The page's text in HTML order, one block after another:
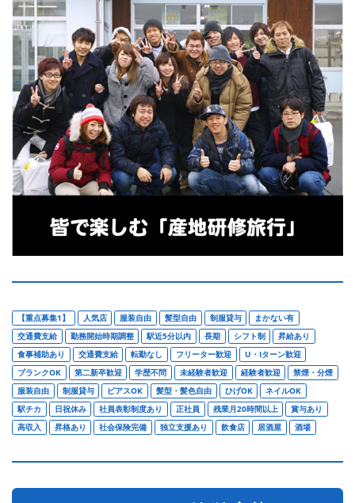
【重点募集1】 人気店 服装自由 髪型自由 制服貸与
まかない有
交通費支給
勤務開始時期調整 駅近5分以内 長期 シフト制
昇給あり
食事補助あり
交通費支給 転勤なし フリーター歓迎
U・Iターン歓迎
ブランクOK
第二新卒歓迎 学歴不問 未経験者歓迎 経験者歓迎
禁煙・分煙
服装自由
制服貸与 ピアスOK 髪型・髪色自由 ひげOK
ネイルOK
駅チカ
日祝休み 社員表彰制度あり 正社員 残業月20時間以上
賞与あり
高収入
昇格あり 社会保険完備 独立支援あり 飲食店 居酒屋 酒場